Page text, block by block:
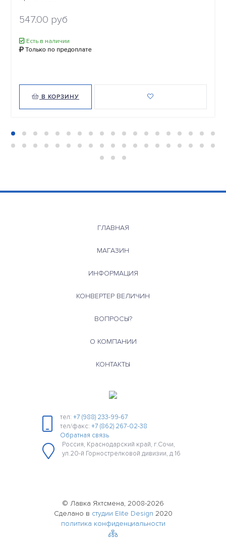
547.00 руб
Есть в наличии
Только по предоплате
В КОРЗИНУ
ГЛАВНАЯ
МАГАЗИН
ИНФОРМАЦИЯ
КОНВЕРТЕР ВЕЛИЧИН
ВОПРОСЫ?
О КОМПАНИИ
КОНТАКТЫ
тел: +7 (988) 233-99-67
тел/факс: +7 (862) 267-02-38
Обратная связь
Россия, Краснодарский край, г.Сочи,
ул.20-й Горнострелковой дивизии, д 16
© Лавка Яхтсмена, 2008-2026
Сделано в студии Elite Design 2020
политика конфиденциальности